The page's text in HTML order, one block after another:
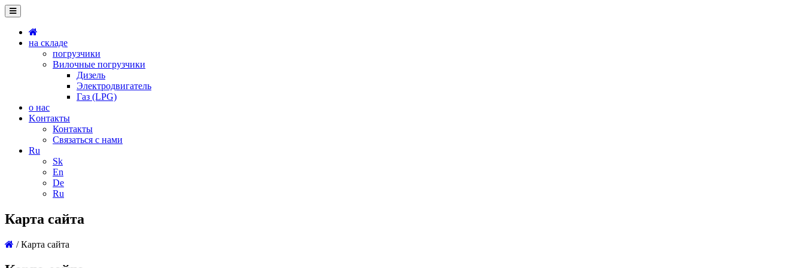
на складе
погрузчики
Вилочные погрузчики
Дизель
Электродвигатель
Газ (LPG)
о нас
Kонтакты
Контакты
Связаться с нами
Ru
Sk
En
De
Ru
Карта сайта
/Карта сайта